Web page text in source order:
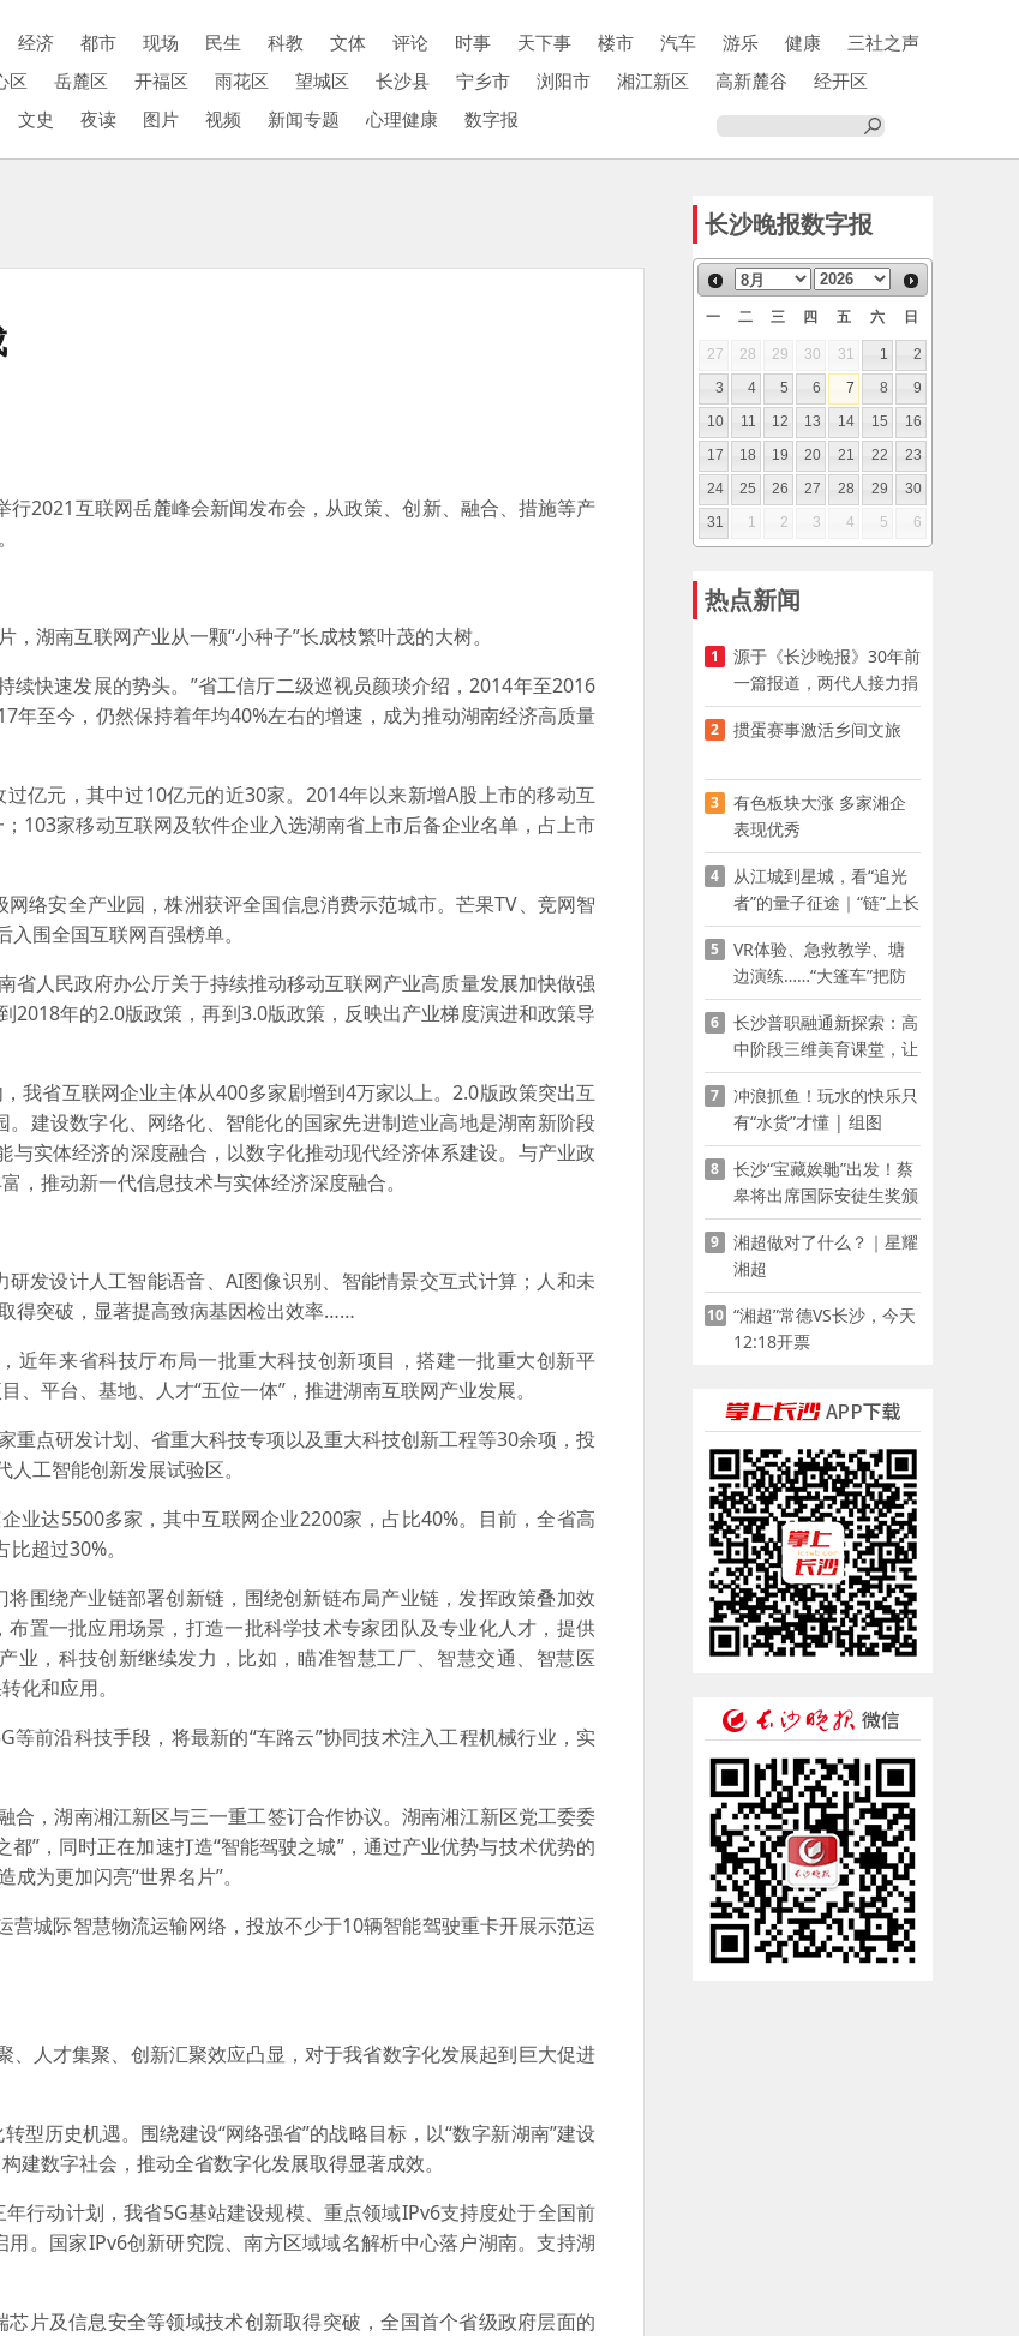
经济 都市 现场 民生 科教 文体 评论 时事 天下事 楼市 汽车 游乐 健康
三社之声
区 岳麓区 开福区 雨花区 望城区 长沙县 宁乡市 浏阳市 湘江新区 高新麓谷
经开区
文史 夜读 图片 视频 新闻专题 心理健康 数字报
2021互联网岳麓峰会新闻发布会，从政策、创新、融合、措施等产
湖南互联网产业从一颗“小种子”长成枝繁叶茂的大树。
快速发展的势头。”省工信厅二级巡视员颜琰介绍，2014年至2016
年至今，仍然保持着年均40%左右的增速，成为推动湖南经济高质量
元，其中过10亿元的近30家。2014年以来新增A股上市的移动互
103家移动互联网及软件企业入选湖南省上市后备企业名单，占上市
安全产业园，株洲获评全国信息消费示范城市。芒果TV、竞网智
围全国互联网百强榜单。
民政府办公厅关于持续推动移动互联网产业高质量发展加快做强
年的2.0版政策，再到3.0版政策，反映出产业梯度演进和政策导
省互联网企业主体从400多家剧增到4万家以上。2.0版政策突出互
建设数字化、网络化、智能化的国家先进制造业高地是湖南新阶段
实体经济的深度融合，以数字化推动现代经济体系建设。与产业政
，推动新一代信息技术与实体经济深度融合。
设计人工智能语音、AI图像识别、智能情景交互式计算；人和未
得突破，显著提高致病基因检出效率……
年来省科技厅布局一批重大科技创新项目，搭建一批重大创新平
平台、基地、人才“五位一体”，推进湖南互联网产业发展。
点研发计划、省重大科技专项以及重大科技创新工程等30余项，投
工智能创新发展试验区。
达5500多家，其中互联网企业2200家，占比40%。目前，全省高
超过30%。
绕产业链部署创新链，围绕创新链布局产业链，发挥政策叠加效
置一批应用场景，打造一批科学技术专家团队及专业化人才，提供
业，科技创新继续发力，比如，瞄准智慧工厂、智慧交通、智慧医
化和应用。
前沿科技手段，将最新的“车路云”协同技术注入工程机械行业，实
，湖南湘江新区与三一重工签订合作协议。湖南湘江新区党工委委
”，同时正在加速打造“智能驾驶之城”，通过产业优势与技术优势的
为更加闪亮“世界名片”。
城际智慧物流运输网络，投放不少于10辆智能驾驶重卡开展示范运
人才集聚、创新汇聚效应凸显，对于我省数字化发展起到巨大促进
历史机遇。围绕建设“网络强省”的战略目标，以“数字新湖南”建设
建数字社会，推动全省数字化发展取得显著成效。
动计划，我省5G基站建设规模、重点领域IPv6支持度处于全国前
。国家IPv6创新研究院、南方区域域名解析中心落户湖南。支持湖
及信息安全等领域技术创新取得突破，全国首个省级政府层面的
长沙晚报数字报
一 二 三 四 五 六 日
27 28 29 30 31 1
2
3
4 5 6 7 8
9
10
11 12 13 14 15
16
17
18 19 20 21 22
23
24
25 26 27 28 29
30
31
1 2 3 4 5 6
热点新闻
1
源于《长沙晚报》30年前
一篇报道，两代人接力捐
资助学
2 掼蛋赛事激活乡间文旅
3
有色板块大涨 多家湘企
表现优秀
4
从江城到星城，看“追光
者”的量子征途｜“链”上长
沙 “才”够硬核
5
VR体验、急救教学、塘
边演练……“大篷车”把防
溺水课堂搬到乡村青少年
家门口
6
长沙普职融通新探索：高
中阶段三维美育课堂，让
少年向美而生
7
冲浪抓鱼！玩水的快乐只
有“水货”才懂 | 组图
8
长沙“宝藏娭毑”出发！蔡
皋将出席国际安徒生奖颁
奖典礼并领奖
9
湘超做对了什么？｜星耀
湘超
10 “湘超”常德VS长沙，今天
12:18开票